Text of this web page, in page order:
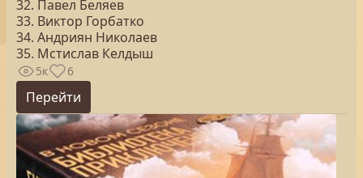
32. Павел Беляев
33. Виктор Горбатко
34. Андриян Николаев
35. Мстислав Келдыш
5к 6
Перейти